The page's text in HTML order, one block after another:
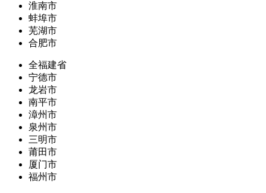
淮南市
蚌埠市
芜湖市
合肥市
全福建省
宁德市
龙岩市
南平市
漳州市
泉州市
三明市
莆田市
厦门市
福州市